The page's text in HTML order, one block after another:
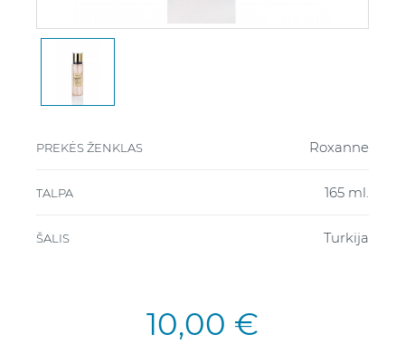
PREKĖS ŽENKLAS Roxanne
TALPA 165 ml.
ŠALIS Turkija
10,00 €